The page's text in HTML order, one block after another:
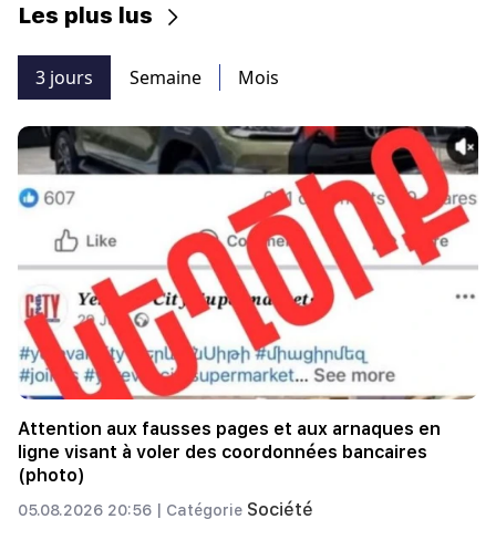
Les plus lus
3 jours Semaine Mois
Attention aux fausses pages et aux arnaques en
ligne visant à voler des coordonnées bancaires
(photo)
05.08.2026 20:56 | Catégorie Société